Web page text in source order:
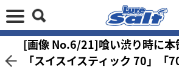
[画像 No.6/21]喰い渋り時に本
「スイスイスティック 70」「